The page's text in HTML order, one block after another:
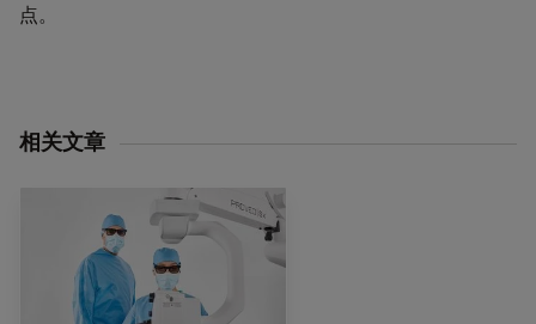
点。
相关文章